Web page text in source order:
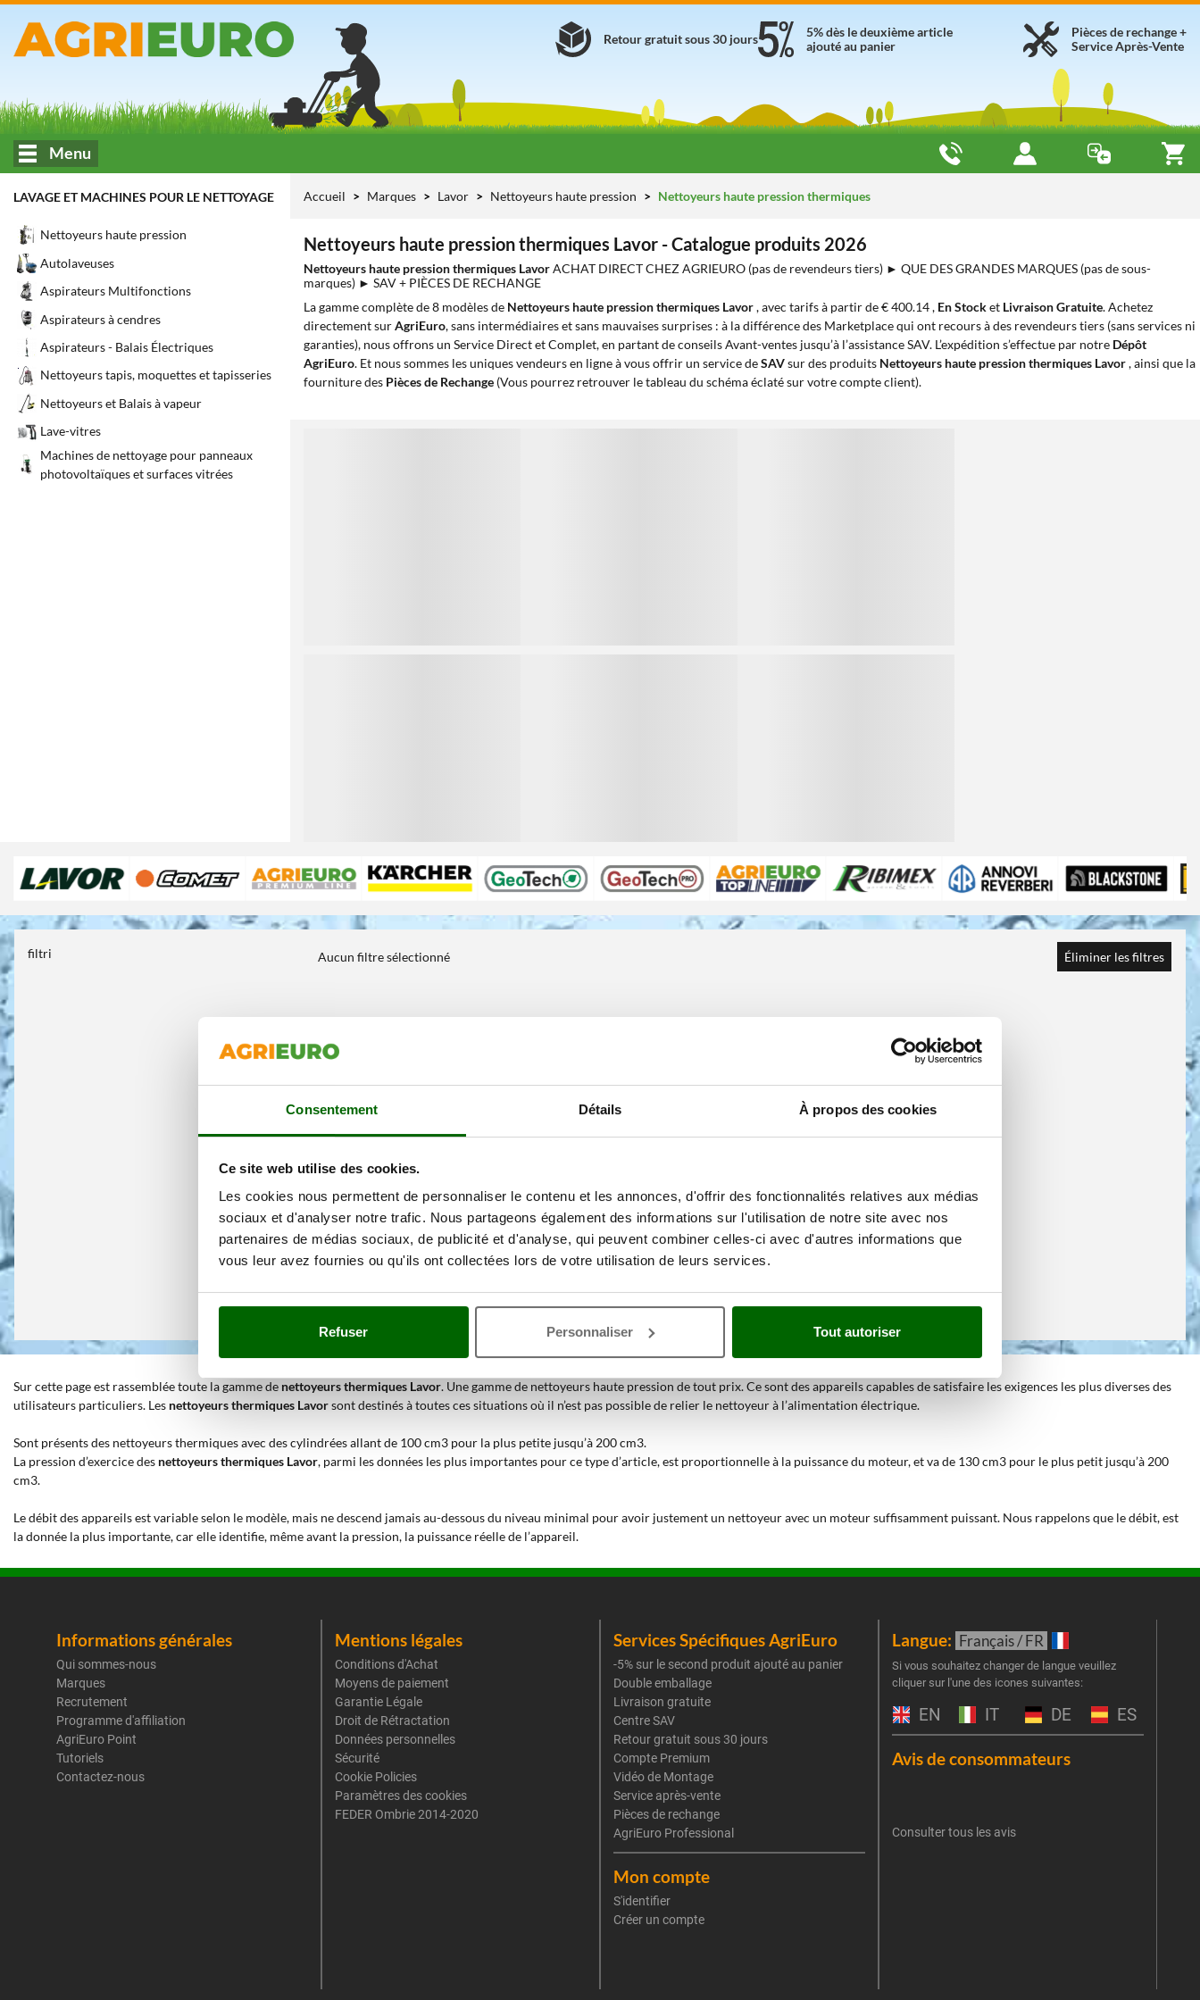
Consentement Détails À propos des cookies
Ce site web utilise des cookies.
Les cookies nous permettent de personnaliser le contenu et les annonces, d'offrir des fonctionnalités relatives aux médias
sociaux et d'analyser notre trafic. Nous partageons également des informations sur l'utilisation de notre site avec nos
partenaires de médias sociaux, de publicité et d'analyse, qui peuvent combiner celles-ci avec d'autres informations que
vous leur avez fournies ou qu'ils ont collectées lors de votre utilisation de leurs services.
Refuser Personnaliser Tout autoriser
Pièces de rechange +
Service Après-Vente
5% dès le deuxième article
ajouté au panier
Retour gratuit sous 30 jours
Menu
LAVAGE ET MACHINES POUR LE NETTOYAGE
Nettoyeurs haute pression
Autolaveuses
Aspirateurs Multifonctions
Aspirateurs à cendres
Aspirateurs - Balais Électriques
Nettoyeurs tapis, moquettes et tapisseries
Nettoyeurs et Balais à vapeur
Lave-vitres
Machines de nettoyage pour panneaux
photovoltaïques et surfaces vitrées
Accueil Marques Lavor Nettoyeurs haute pression Nettoyeurs haute pression thermiques
Nettoyeurs haute pression thermiques Lavor - Catalogue produits 2026
Nettoyeurs haute pression thermiques LavorACHAT DIRECT CHEZ AGRIEURO (pas de revendeurs tiers) ► QUE DES GRANDES MARQUES (pas de sous-
marques) ► SAV + PIÈCES DE RECHANGE
La gamme complète de 8 modèles de Nettoyeurs haute pression thermiques Lavor, avec tarifs à partir de € 400.14 , En Stocket Livraison Gratuite. Achetez
directement surAgriEuro, sans intermédiaires et sans mauvaises surprises : à la différence des Marketplace qui ont recours à des revendeurs tiers (sans services ni
garanties), nous offrons un Service Direct et Complet, en partant de conseils Avant-ventes jusqu’à l’assistance SAV. L’expédition s’effectue par notre Dépôt
AgriEuro. Et nous sommes les uniques vendeurs en ligne à vous offrir un service deSAVsur des produits Nettoyeurs haute pression thermiques Lavor, ainsi que la
fourniture des Pièces de Rechange (Vous pourrez retrouver le tableau du schéma éclaté sur votre compte client).
filtri Aucun filtre sélectionné Éliminer les filtres
Sur cette page est rassemblée toute la gamme de nettoyeurs thermiques Lavor. Une gamme de nettoyeurs haute pression de tout prix. Ce sont des appareils capables de satisfaire les exigences les plus diverses des
utilisateurs particuliers. Les nettoyeurs thermiques Lavorsont destinés à toutes ces situations où il n’est pas possible de relier le nettoyeur à l’alimentation électrique.
Sont présents des nettoyeurs thermiques avec des cylindrées allant de 100 cm3 pour la plus petite jusqu’à 200 cm3.
La pression d’exercice des nettoyeurs thermiques Lavor, parmi les données les plus importantes pour ce type d’article, est proportionnelle à la puissance du moteur, et va de 130 cm3 pour le plus petit jusqu’à 200
cm3.
Le débit des appareils est variable selon le modèle, mais ne descend jamais au-dessous du niveau minimal pour avoir justement un nettoyeur avec un moteur suffisamment puissant. Nous rappelons que le débit, est
la donnée la plus importante, car elle identifie, même avant la pression, la puissance réelle de l’appareil.
Informations générales
Qui sommes-nous
Marques
Recrutement
Programme d'affiliation
AgriEuro Point
Tutoriels
Contactez-nous
Mentions légales
Conditions d'Achat
Moyens de paiement
Garantie Légale
Droit de Rétractation
Données personnelles
Sécurité
Cookie Policies
Paramètres des cookies
FEDER Ombrie 2014-2020
Services Spécifiques AgriEuro
-5% sur le second produit ajouté au panier
Double emballage
Livraison gratuite
Centre SAV
Retour gratuit sous 30 jours
Compte Premium
Vidéo de Montage
Service après-vente
Pièces de rechange
AgriEuro Professional
Mon compte
S'identifier
Créer un compte
Langue: Français / FR
Si vous souhaitez changer de langue veuillez
cliquer sur l'une des icones suivantes:
EN IT DE ES
Avis de consommateurs
Consulter tous les avis